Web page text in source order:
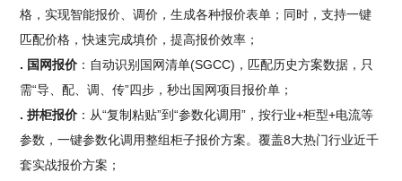
格，实现智能报价、调价，生成各种报价表单；同时，支持一键
匹配价格，快速完成填价，提高报价效率；
. 国网报价 ：自动识别国网清单(SGCC)，匹配历史方案数据，只
需“导、配、调、传”四步，秒出国网项目报价单；
. 拼柜报价 ：从“复制粘贴”到“参数化调用”，按行业+柜型+电流等
参数，一键参数化调用整组柜子报价方案。覆盖8大热门行业近千
套实战报价方案；